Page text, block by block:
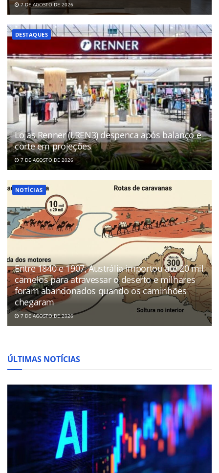
7 DE AGOSTO DE 2026
DESTAQUES
Lojas Renner (LREN3) despenca após balanço e
corte em projeções
7 DE AGOSTO DE 2026
NOTÍCIAS
Entre 1840 e 1907, Austrália importou até 20 mil
camelos para atravessar o deserto e milhares
foram abandonados quando os caminhões
chegaram
7 DE AGOSTO DE 2026
ÚLTIMAS NOTÍCIAS